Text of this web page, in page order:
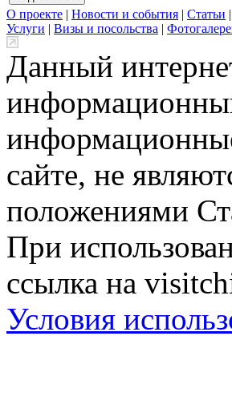
О проекте | Новости и события | Статьи |
Услуги | Визы и посольства |
Данный
сайте, не
положениями
При
ссылка на
Условия